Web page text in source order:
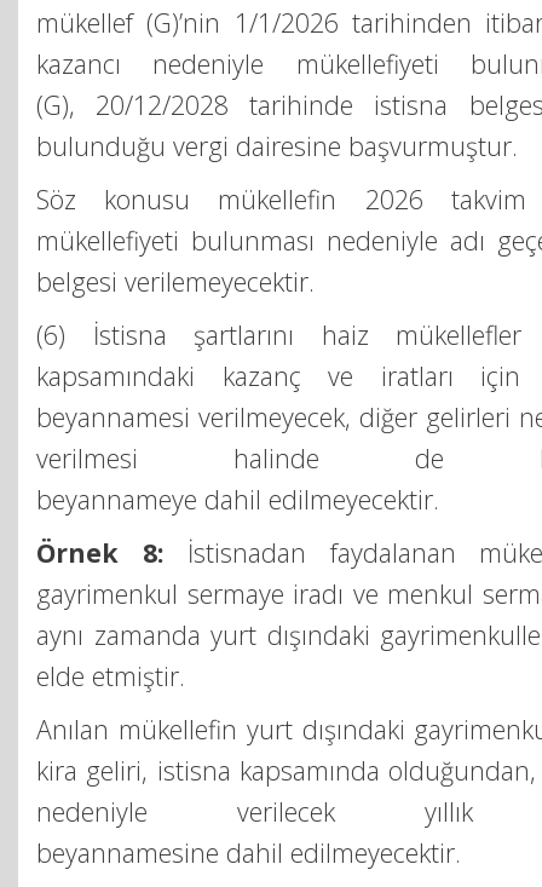
mükellef (G)’nin 1/1/2026 tarihinden
kazancı nedeniyle mükellefiyeti
(G), 20/12/2028 tarihinde istisna
bulunduğu vergi dairesine başvurmuştur.
Söz konusu mükellefin 2026 takvim
mükellefiyeti bulunması nedeniyle adı
belgesi verilemeyecektir.
(6) İstisna şartlarını haiz mükellefler
kapsamındaki kazanç ve iratları için
beyannamesi verilmeyecek, diğer gelirleri
verilmesi halinde de
beyannameye dahil edilmeyecektir.
Örnek 8: İstisnadan faydalanan
gayrimenkul sermaye iradı ve menkul
aynı zamanda yurt dışındaki
elde etmiştir.
Anılan mükellefin yurt dışındaki
kira geliri, istisna kapsamında
nedeniyle verilecek
beyannamesine dahil edilmeyecektir.